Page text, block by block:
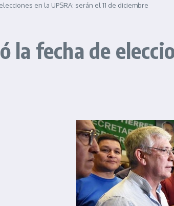
en la UPSRA: serán el 11 de diciembre
la fecha de